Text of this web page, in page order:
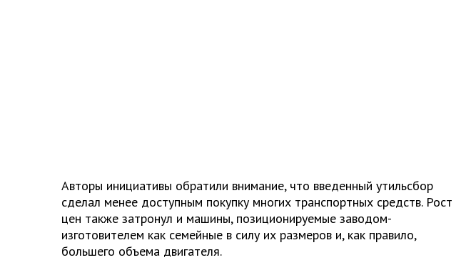
Авторы инициативы обратили внимание, что введенный утильсбор
сделал менее доступным покупку многих транспортных средств. Рост
цен также затронул и машины, позиционируемые заводом-
изготовителем как семейные в силу их размеров и, как правило,
большего объема двигателя.